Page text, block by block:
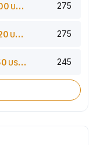
USDT 275
USDT 275
USDT 245